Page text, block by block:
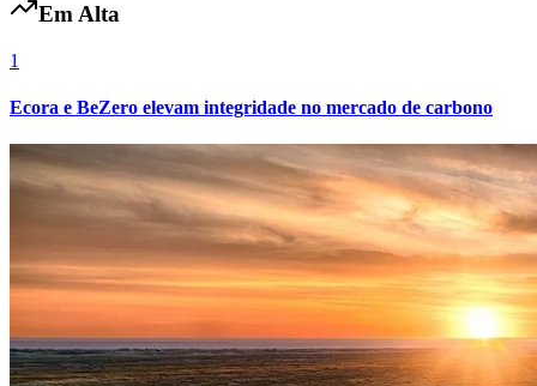
Fluminense
Em Alta
1
Ecora e BeZero elevam integridade no mercado de carbono